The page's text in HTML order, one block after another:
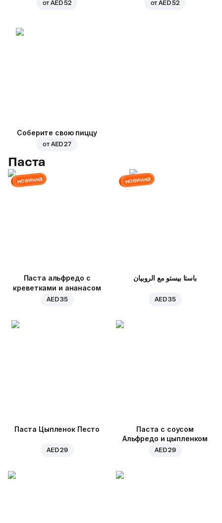
отAED 52 отAED 52
Соберите свою пиццу
от AED 27
Паста
новинка
Паста альфредо с
креветками и ананасом
AED 35
новинка
باستا بيستو مع الروبيان
AED 35
Паста Цыпленок Песто
AED 29
Паста с соусом
Альфредо и цыпленком
AED 29